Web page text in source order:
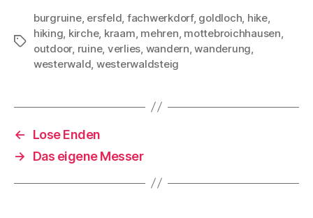
Schlagwörter
burgruine, ersfeld fachwerkdorf, goldloch hike,
hiking kirche, kraam mehren mottebroichhausen
outdoor, ruine, verlies wandern ,wanderung
westerwald westerwaldsteig
←
Lose Enden
→
Das eigene Messer